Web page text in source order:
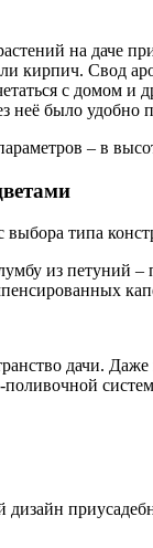
на даче
кирпич. Свод
с домом
неё было удобно
– в
выбора типа
из петуний
дачи.